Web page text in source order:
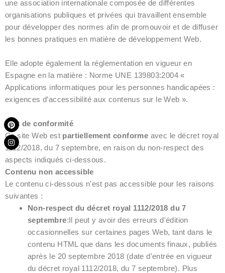
une association internationale composée de différentes
organisations publiques et privées qui travaillent ensemble
pour développer des normes afin de promouvoir et de diffuser
les bonnes pratiques en matière de développement Web.
Elle adopte également la réglementation en vigueur en
Espagne en la matière : Norme UNE 139803:2004 «
Applications informatiques pour les personnes handicapées :
exigences d’accessibilité aux contenus sur le Web ».
État de conformité
Ce site Web est partiellement conforme avec le décret royal
1112/2018, du 7 septembre, en raison du non-respect des
aspects indiqués ci-dessous.
Contenu non accessible
Le contenu ci-dessous n'est pas accessible pour les raisons
suivantes :
Non-respect du décret royal 1112/2018 du 7
septembre:Il peut y avoir des erreurs d'édition
occasionnelles sur certaines pages Web, tant dans le
contenu HTML que dans les documents finaux, publiés
après le 20 septembre 2018 (date d'entrée en vigueur
du décret royal 1112/2018, du 7 septembre). Plus
P
i
n
t
e
r
e
s
t
I
n
s
t
a
g
a
m